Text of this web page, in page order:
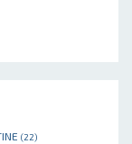
(22)